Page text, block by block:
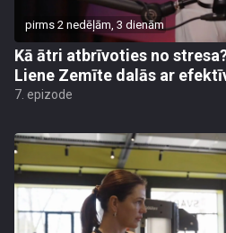
pirms 2 nedēļām, 3 dienām
Kā ātri atbrīvoties no
Liene Zemīte dalās ar
7. epizode